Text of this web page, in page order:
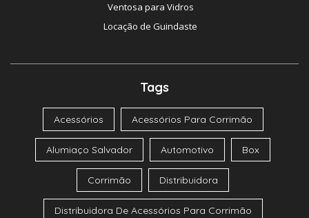
Ventosa para Vidros
Locação de Guindaste
Tags
Acessórios Acessórios Para Corrimão
Alumiaço Salvador Automotivo Box
Corrimão Distribuidora
Distribuidora De Acessórios Para Corrimão